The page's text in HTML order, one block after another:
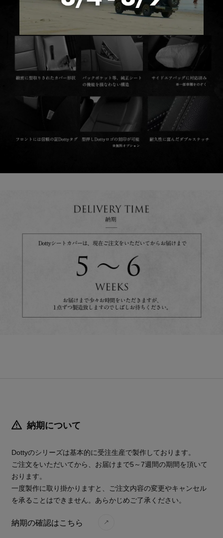
納期について
Dottyのシリーズは基本的に受注生産で製作しております。
ご注文をいただいてから、お届けまで5～7週間の期間を頂いて
おります。
一度製作に取り掛かりますと、ご注文内容の変更やキャンセル
を承ることはできません。あらかじめご了承ください。
納期の確認はこちら